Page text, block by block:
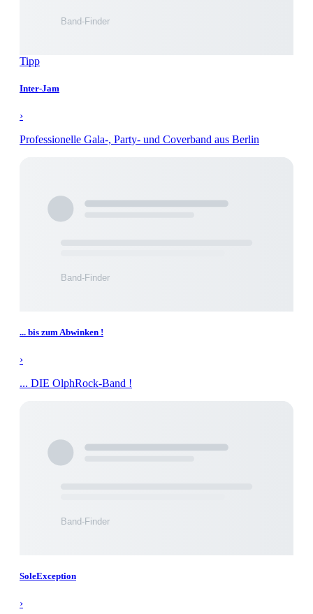
Tipp
Inter-Jam
›
Professionelle Gala-, Party- und Coverband aus Berlin
... bis zum Abwinken !
›
... DIE OlphRock-Band !
SoleException
›